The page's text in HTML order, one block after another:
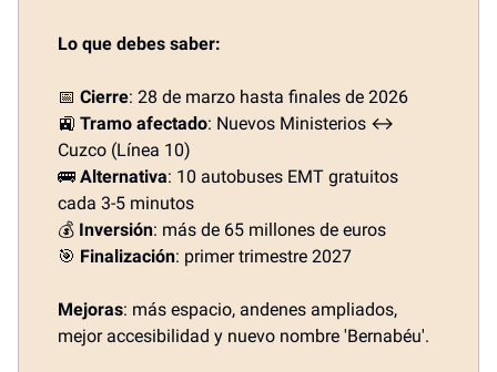
Lo que debes saber:
📅 Cierre: 28 de marzo hasta finales de 2026
🚉 Tramo afectado: Nuevos Ministerios ↔
Cuzco (Línea 10)
🚌 Alternativa: 10 autobuses EMT gratuitos
cada 3-5 minutos
💰 Inversión: más de 65 millones de euros
🎯 Finalización: primer trimestre 2027
Mejoras: más espacio, andenes ampliados,
mejor accesibilidad y nuevo nombre 'Bernabéu'.